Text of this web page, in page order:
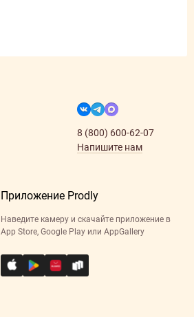
8 (800) 600-62-07
Напишите нам
Приложение Prodly
Наведите камеру и скачайте приложение в
App Store, Google Play или AppGallery